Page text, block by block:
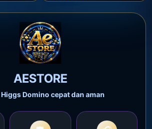
AESTORE
Domino cepat dan aman